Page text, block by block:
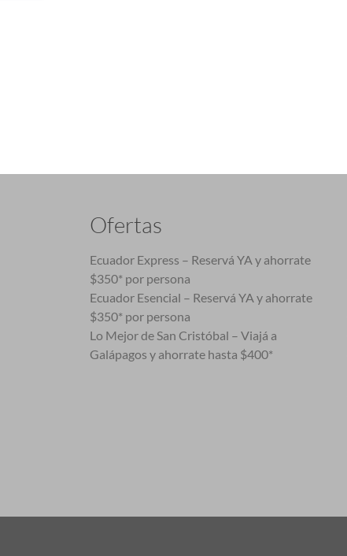
Ofertas
Ecuador Express – Reservá YA y ahorrate
$350* por persona
Ecuador Esencial – Reservá YA y ahorrate
$350* por persona
Lo Mejor de San Cristóbal – Viajá a
Galápagos y ahorrate hasta $400*